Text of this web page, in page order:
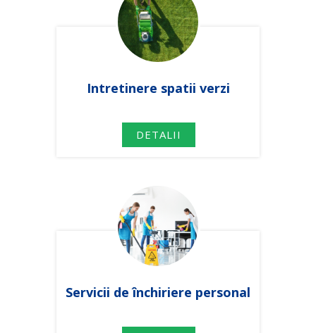
Intretinere spatii verzi
DETALII
Servicii de închiriere personal